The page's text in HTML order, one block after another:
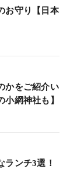
お守り【日本
かをご紹介い
網神社も】
ランチ3選！